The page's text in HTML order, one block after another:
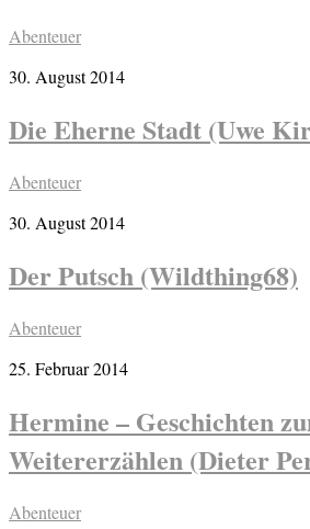
Abenteuer
30. August 2014
Die Eherne Stadt (Uwe
Abenteuer
30. August 2014
Der Putsch (Wildthing68)
Abenteuer
25. Februar 2014
Hermine – Geschichten
Weitererzählen (Dieter
Abenteuer